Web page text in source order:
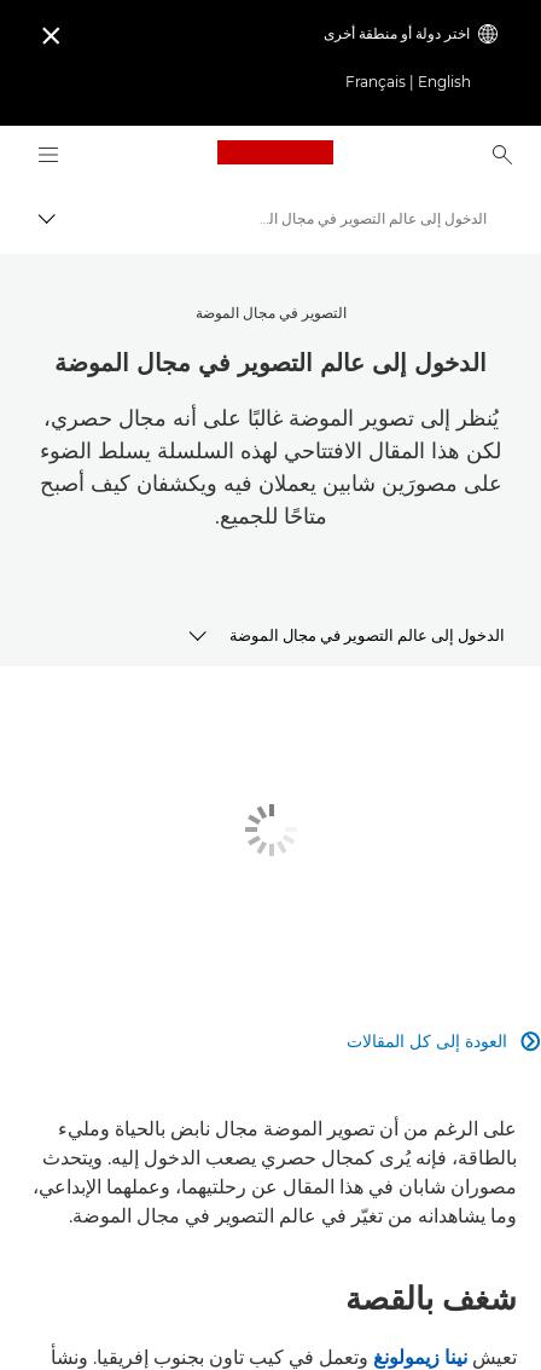
اختر دولة أو منطقة أخرى
English
Français

back to home page
مسار
استلهم أروع الأفكار | نصائح حول التصوير الفوتوغرافي والطباعة وأدلة المشترين
قصص عن التصوير والإبداع
الدخول إلى عالم التصوير في مجال الموضة
التصوير في مجال الموضة
الدخول إلى عالم التصوير في مجال الموضة
يُنظر إلى تصوير الموضة غالبًا على أنه مجال حصري،
لكن هذا المقال الافتتاحي لهذه السلسلة يسلط الضوء
على مصورَين شابين يعملان فيه ويكشفان كيف أصبح
متاحًا للجميع.
الدخول إلى عالم التصوير في مجال الموضة
قائمة بمجموعة أدوات التصوير في مجال الموضة
العودة إلى كل المقالات 
على الرغم من أن تصوير الموضة مجال نابض بالحياة ومليء
بالطاقة، فإنه يُرى كمجال حصري يصعب الدخول إليه. ويتحدث
مصوران شابان في هذا المقال عن رحلتيهما، وعملهما الإبداعي،
وما يشاهدانه من تغيّر في عالم التصوير في مجال الموضة.
شغف بالقصة
تعيش نينا زيمولونغ وتعمل في كيب تاون بجنوب إفريقيا. ونشأ